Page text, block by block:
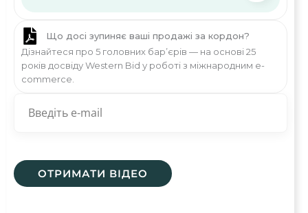
Що досі зупиняє ваші продажі за кордон?
Дізнайтеся про 5 головних бар’єрів — на основі 25
років досвіду Western Bid у роботі з міжнародним e-
commerce.